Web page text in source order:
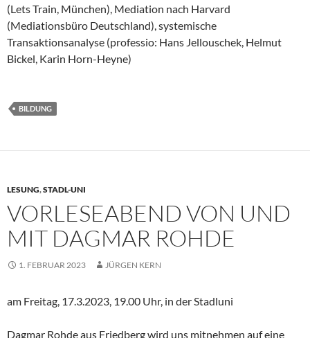
(Lets Train, München), Mediation nach Harvard
(Mediationsbüro Deutschland), systemische
Transaktionsanalyse (professio: Hans Jellouschek, Helmut
Bickel, Karin Horn-Heyne)
BILDUNG
LESUNG,STADL-UNI
VORLESEABEND VON UND
MIT DAGMAR ROHDE
1. FEBRUAR 2023 JÜRGEN KERN
am Freitag, 17.3.2023, 19.00 Uhr, in der Stadluni
Dagmar Rohde aus Friedberg wird uns mitnehmen auf eine